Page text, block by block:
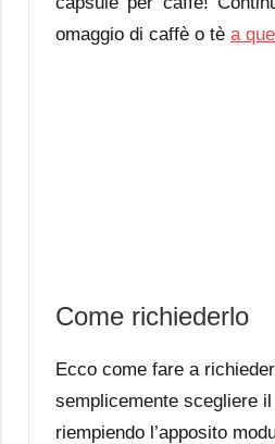
omaggio di caffè o tè a
Come richiederlo
Ecco come fare a
semplicemente scegliere
riempiendo l’apposito